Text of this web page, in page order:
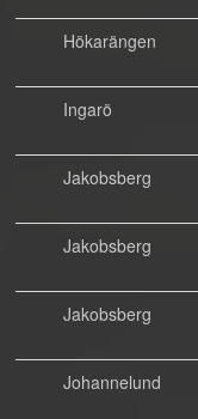
Hökarängen
Ingarö
Jakobsberg
Jakobsberg
Jakobsberg
Johannelund